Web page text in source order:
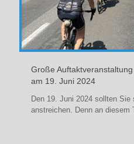
Große
am 19. Juni 2024
Den 19. Juni 2024 sollten Sie
anstreichen. Denn an diesem